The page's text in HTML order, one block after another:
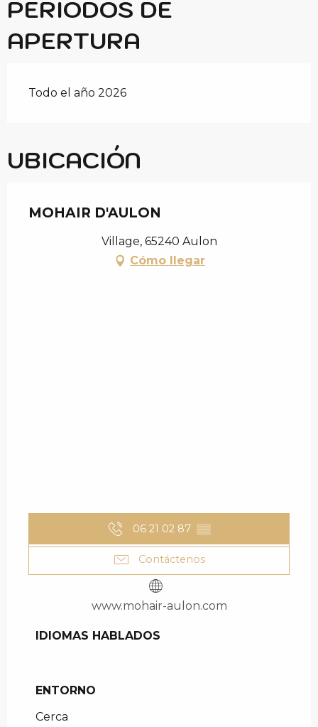
PERIODOS DE
APERTURA
Todo el año 2026
UBICACIÓN
MOHAIR D'AULON
Village, 65240 Aulon
Cómo llegar
06 21 02 87 ▒▒
Contáctenos
www.mohair-aulon.com
IDIOMAS HABLADOS
IDIOMAS HABLADOS
ENTORNO
ENTORNO
Cerca